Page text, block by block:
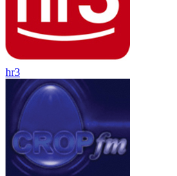
hr3